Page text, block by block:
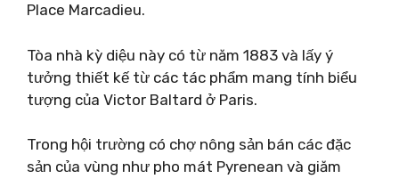
Place Marcadieu.
Tòa nhà kỳ diệu này có từ năm 1883 và lấy ý
tưởng thiết kế từ các tác phẩm mang tính biểu
tượng của Victor Baltard ở Paris.
Trong hội trường có chợ nông sản bán các đặc
sản của vùng như pho mát Pyrenean và giăm